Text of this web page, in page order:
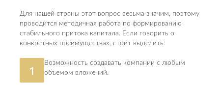
Для нашей страны этот вопрос весьма значим, поэтому
проводится методичная работа по формированию
стабильного притока капитала. Если говорить о
конкретных преимуществах, стоит выделить:
1
Возможность создавать компании с любым
объемом вложений.